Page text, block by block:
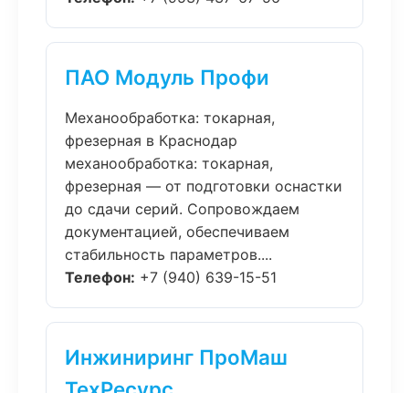
ПАО Модуль Профи
Механообработка: токарная,
фрезерная в Краснодар
механообработка: токарная,
фрезерная — от подготовки оснастки
до сдачи серий. Сопровождаем
документацией, обеспечиваем
стабильность параметров....
Телефон: +7 (940) 639-15-51
Инжиниринг ПроМаш